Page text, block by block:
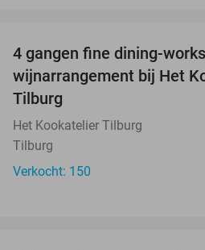
4 gangen fine dining-
wijnarrangement bij Het
Tilburg
Het Kookatelier Tilburg
Tilburg
Verkocht: 150